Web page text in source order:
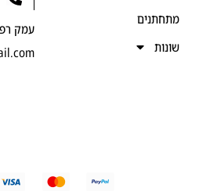
עמק רפאים 26, ירושלים